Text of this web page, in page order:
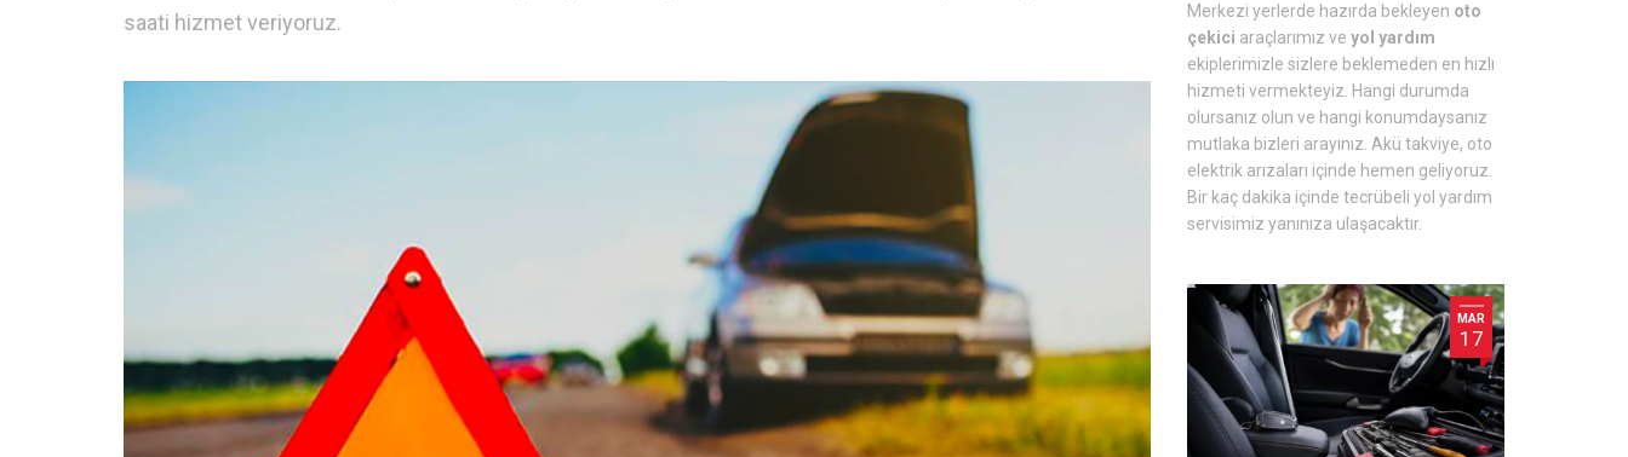
saati hizmet veriyoruz.
Merkezi yerlerde hazırda bekleyen oto
çekici araçlarımız ve yol yardım
ekiplerimizle sizlere beklemeden en hızlı
hizmeti vermekteyiz. Hangi durumda
olursanız olun ve hangi konumdaysanız
mutlaka bizleri arayınız. Akü takviye, oto
elektrik arızaları içinde hemen geliyoruz.
Bir kaç dakika içinde tecrübeli yol yardım
servisimiz yanınıza ulaşacaktır.
MAR
17